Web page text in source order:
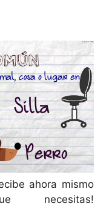
ahora mismo
necesitas!